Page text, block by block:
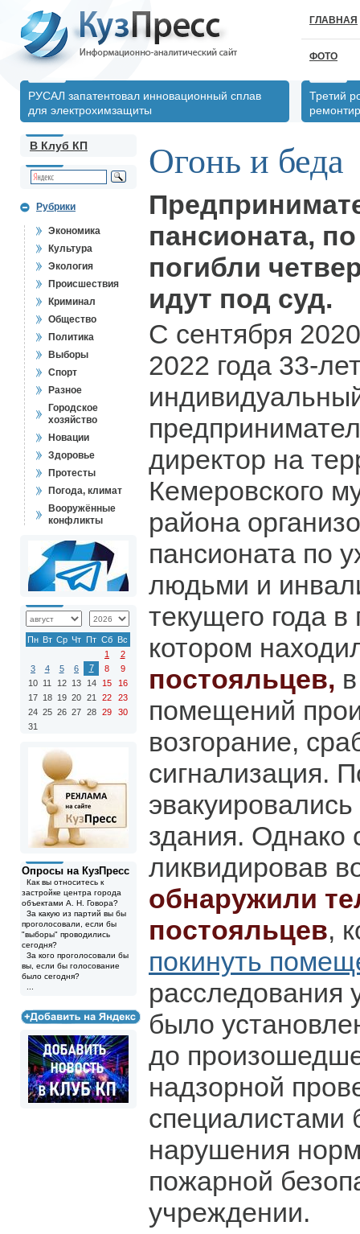
ГЛАВНАЯ
ФОТО
РУСАЛ запатентовал инновационный сплав
для электрохимзащиты
Третий
В Клуб КП
Рубрики
Экономика
Культура
Экология
Происшествия
Криминал
Общество
Политика
Выборы
Спорт
Разное
Городское
хозяйство
Новации
Здоровье
Протесты
Погода, климат
Вооружённые
конфликты
Пн Вт Ср Чт Пт Сб Вс
1
2
3
4 5 6 7 8
9
10 11 12 13 14 15
16
17 18 19 20 21 22
23
24 25 26 27 28 29
30
31
Опросы на КузПресс
Как вы относитесь к
застройке центра города
объектами А. Н. Говора?
За какую из партий вы бы
проголосовали, если бы
"выборы" проводились
сегодня?
За кого проголосовали бы
вы, если бы голосование
было сегодня?
Огонь и беда
пансионата,
погибли
идут под суд.
С сентября
2022 года 33-
директор на
Кемеровского
района
пансионата по
людьми и
текущего года
котором
постояльцев,
помещений
возгорание,
сигнализация.
здания. Однако
ликвидировав
обнаружили
постояльцев,
покинуть
расследования
было
до
надзорной
нарушения
пожарной
учреждении.